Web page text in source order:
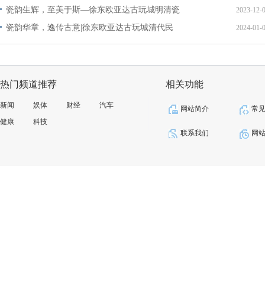
瓷韵生辉，至美于斯—徐东欧亚达古玩城明清瓷 2023-12-
瓷韵华章，逸传古意|徐东欧亚达古玩城清代民 2024-01-
热门频道推荐
新闻 娱体 财经
汽车
健康
科技
相关功能
网站简介 常
联系我们 网